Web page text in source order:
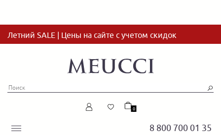
Летний SALE | Цены на сайте с учетом скидок
8 800 700 01 35
0